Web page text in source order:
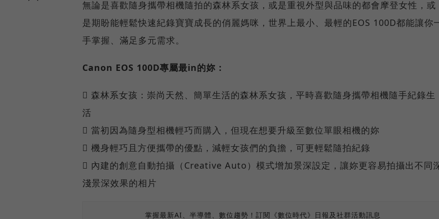
無論是喜歡隨身攜帶相機隨拍的森林系女孩，或是重視外型與品味的都會摩登女性，或
是期盼能輕鬆快速紀錄寶寶成長的俏麗媽咪，世界上最小、最輕的EOS 100D都能讓你
手掌握、滿足多元需求。
Canon EOS 100D專屬最in的妳：
 森林系女孩：崇尚天然、簡單生活的森林系女孩，平時喜歡隨身攜帶相機隨手紀錄生
活
 當初因為隨身型相機輕巧而購入，但現在想要升級至數位單眼相機的妳
 機身輕巧且方便攜帶的優點，減輕女孩們的負擔，可更輕鬆隨拍紀錄
 內建的創意自動拍攝（Creative Auto）模式增加景深設定，讓妳更容易拍攝出不同
淺景深效果的相片
掌握最新AI、半導體、數位趨勢！訂閱《數位時代》日報及社群活動訊息